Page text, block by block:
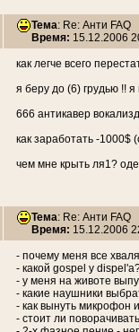
Тема: Re: Анти FAQ
Время: 15.12.2006
как легче всего
я беру до (6) грудью !! я
666 антикавер
как заработать -1000$
чем мне крыть ля1?
Тема: Re: Анти FAQ
Время: 15.12.2006
- почему меня все
- какой gospel у
- у меня на животе
- какие наушники
- как вынуть микрофон
- стоит ли